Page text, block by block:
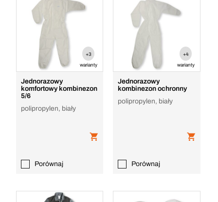
+3
warianty
Jednorazowy
komfortowy kombinezon
5/6
polipropylen, biały
Porównaj
+4
warianty
Jednorazowy
kombinezon ochronny
polipropylen, biały
Porównaj